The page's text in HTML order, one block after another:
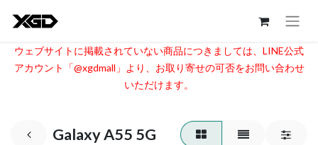
ウェブサイトに掲載されていない商品につきましては、LINE公式
アカウント「@xgdmall」より、お取り寄せの可否をお問い合わせ
いただけます。​
Galaxy A55 5G